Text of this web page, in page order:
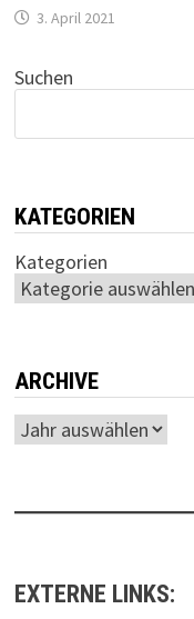
3. April 2021
Suchen
KATEGORIEN
Kategorien
ARCHIVE
Archiv
EXTERNE LINKS: